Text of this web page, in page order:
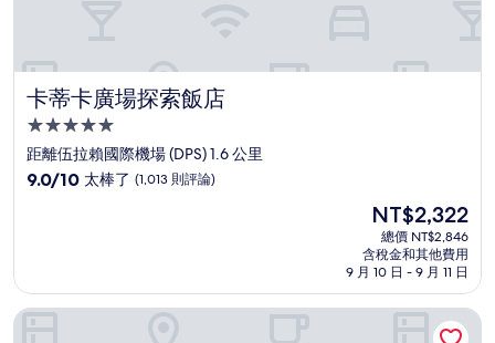
卡蒂卡廣場探索飯店
卡蒂卡廣場探索飯店
5.0
星
級
距離伍拉賴國際機場 (DPS) 1.6 公里
9.0
太
棒
9.0/10 太棒了 (1,013 則評論)
現
在
價
格
為
NT$2,322
NT$2,322
總價 NT$2,846
含稅金和其他費用
9 月 10 日 - 9 月 11 日
峇里島伍拉賴國際機場諾富特飯店